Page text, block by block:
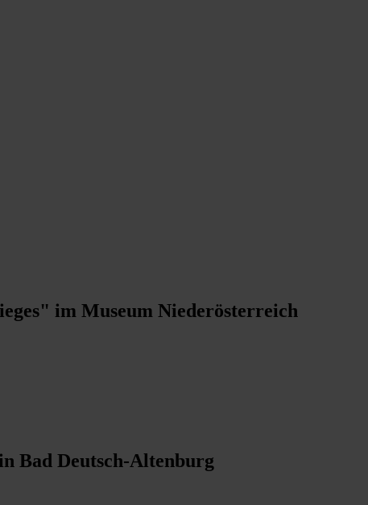
im Museum Niederösterreich
Bad Deutsch-Altenburg